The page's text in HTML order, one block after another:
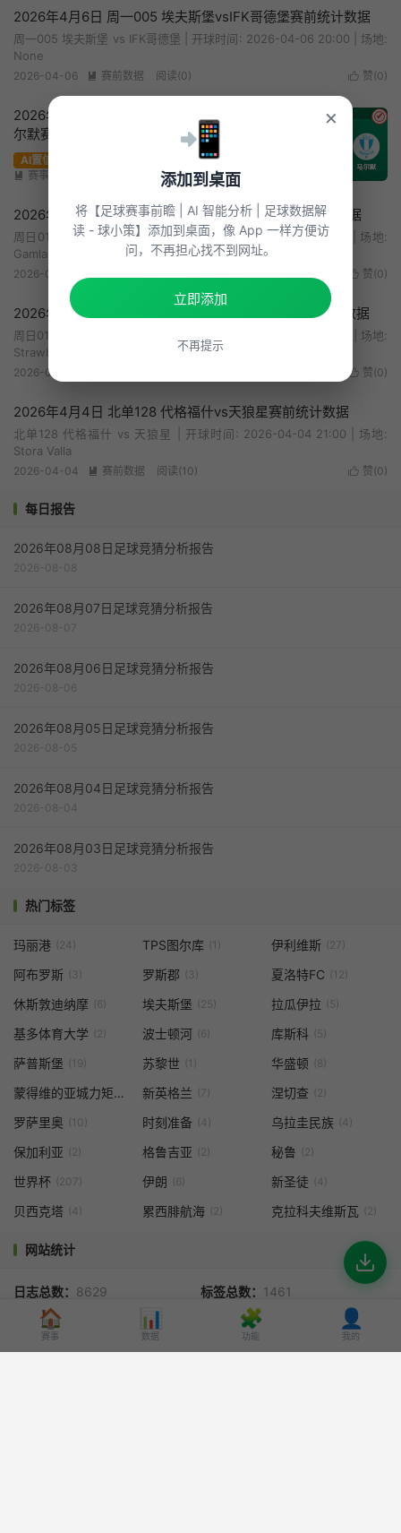
2026年4月6日 周一005 埃夫斯堡vsIFK哥德堡赛前统计数据
周一005 埃夫斯堡 vs IFK哥德堡 | 开球时间: 2026-04-06 20:00 | 场地:
None
 赞(0)
2026-04-06  赛前数据 阅读(0)
✔
2026年4月5日 周日016 厄尔格里特 vs 马
尔默赛前分析：马尔默新帅首秀，客场大
胜预期是否被高估？
AI置信度：中

 赛事前瞻
2026年4月5日 周日016 厄尔格里特vs马尔默赛前统计数据
周日016 厄尔格里特 vs 马尔默 | 开球时间: 2026-04-05 22:30 | 场地:
Gamla Ullevi
 赞( 0)
2026-04-05
2026年4月5日 周日010 AIK索尔纳vs哈尔姆斯赛前统计数据
周日010 AIK索尔纳 vs 哈尔姆斯 | 开球时间: 2026-04-05 20:00 | 场地:
Strawberry Arena
 赞( 0)
2026-04-05
2026年4月4日 北单128 代格福什vs天狼星赛前统计数据
北单128 代格福什 vs 天狼星 | 开球时间: 2026-04-04 21:00 | 场地:
Stora Valla
 赞(0)
2026-04-04  赛前数据 阅读(10)
每日报告
2026年08月08日足球竞猜分析报告
2026-08-08
2026年08月07日足球竞猜分析报告
2026-08-07
2026年08月06日足球竞猜分析报告
2026-08-06
2026年08月05日足球竞猜分析报告
2026-08-05
2026年08月04日足球竞猜分析报告
2026-08-04
2026年08月03日足球竞猜分析报告
2026-08-03
热门标签
玛丽港 (24) TPS图尔库 (1) 伊利维斯 (27)
阿布罗斯 (3) 罗斯郡 (3) 夏洛特FC (12)
休斯敦迪纳摩 (6) 埃夫斯堡 (25) 拉瓜伊拉 (5)
基多体育大学 (2) 波士顿河 (6) 库斯科 (5)
萨普斯堡 (19) 苏黎世 (1) 华盛顿 (8)
蒙得维的亚城力矩(1) 新英格兰 (7) 涅切查 (2)
罗萨里奥 (10) 时刻准备 (4) 乌拉圭民族 (4)
保加利亚 (2) 格鲁吉亚 (2) 秘鲁 (2)
世界杯 (207) 伊朗 (6) 新圣徒 (4)
贝西克塔 (4) 累西腓航海 (2) 克拉科夫维斯瓦 (2)
网站统计
日志总数： 8629 标签总数： 1461
页面总数：
最后更新：
🏠
赛事
📊
数据
🧩
功能
👤
我的
📲
添加到桌面
将【足球赛事前瞻 | AI 智能分析 | 足球数据解
读 - 球小策】添加到桌面，像 App 一样方便访
问，不再担心找不到网址。
×
立即添加
不再提示